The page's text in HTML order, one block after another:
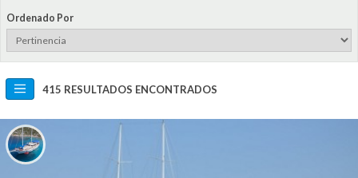
Añadir barco
Acceder
Regístrate
Ordenado Por
415 RESULTADOS ENCONTRADOS